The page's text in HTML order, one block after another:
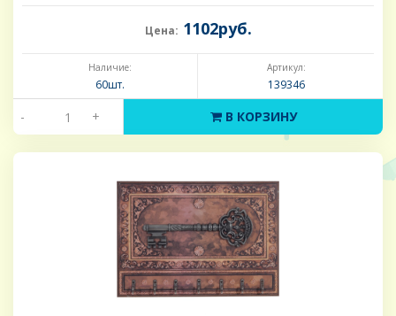
Цена: 1102руб.
Наличие:
60шт.
Артикул:
139346
- + В КОРЗИНУ